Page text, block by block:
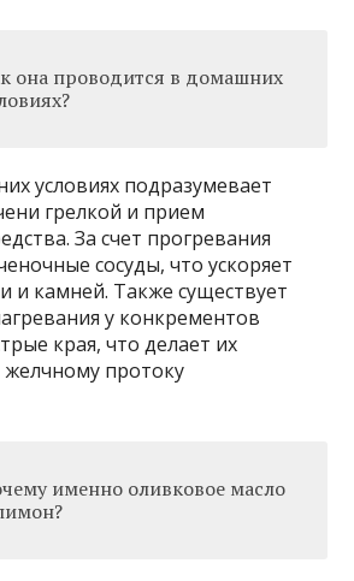
она проводится в домашних
условиях подразумевает
грелкой и прием
За счет прогревания
сосуды, что ускоряет
и камней. Также существует
у конкрементов
края, что делает их
протоку
именно оливковое масло